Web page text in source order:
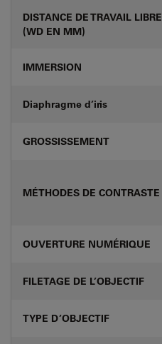
DISTANCE DE TRAVAIL LIBRE
(WD EN MM)
IMMERSION
Diaphragme d’iris
GROSSISSEMENT
MÉTHODES DE CONTRASTE
OUVERTURE NUMÉRIQUE
FILETAGE DE L’OBJECTIF
TYPE D’OBJECTIF